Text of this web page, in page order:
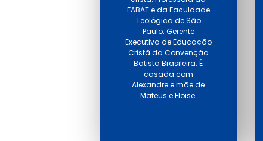
FABAT e da Faculdade
Teológica de São
Paulo. Gerente
Executiva de Educação
Cristã da Convenção
Batista Brasileira. É
casada com
Alexandre e mãe de
Mateus e Eloise.